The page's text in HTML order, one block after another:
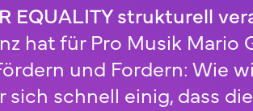
EQUALITY strukturell
hat für Pro Musik Mario
und Fordern: Wie
schnell einig, dass